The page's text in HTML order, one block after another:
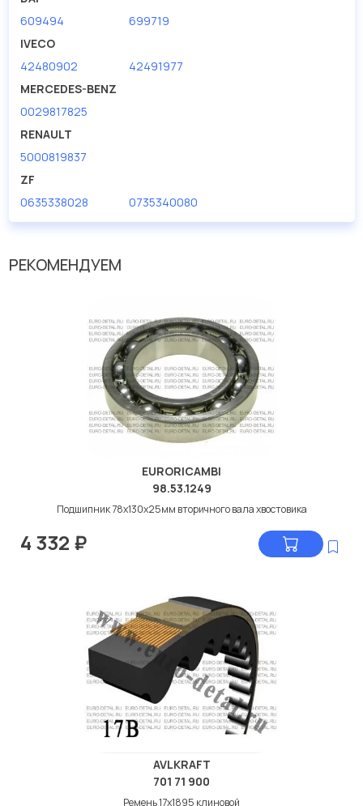
609494
699719
IVECO
42480902
42491977
MERCEDES-BENZ
0029817825
RENAULT
5000819837
ZF
0635338028
0735340080
РЕКОМЕНДУЕМ
EURORICAMBI
98.53.1249
Подшипник 78x130x25мм вторичного вала хвостовика
4 332 ₽
AVLKRAFT
701 71 900
Ремень 17х1895 клиновой